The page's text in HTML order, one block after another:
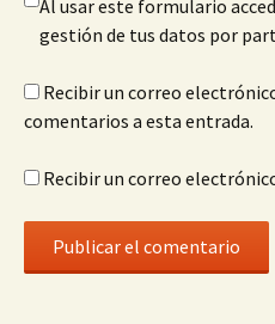
Al usar este formulario
gestión de tus datos por
Recibir un correo
comentarios a esta entrada.
Recibir un correo